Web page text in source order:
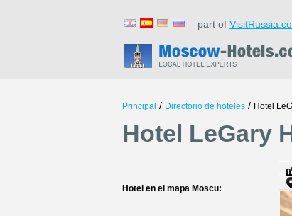
part of
Principal / Directorio de hoteles / Hotel
Hotel LeGary
Hotel en el mapa Moscu: